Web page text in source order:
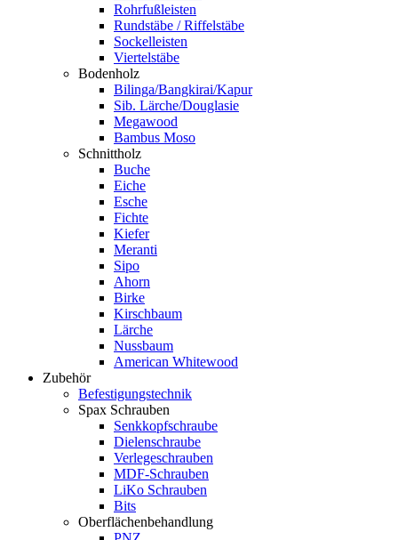
Rohrfußleisten
Rundstäbe / Riffelstäbe
Sockelleisten
Viertelstäbe
Bodenholz
Bilinga/Bangkirai/Kapur
Sib. Lärche/Douglasie
Megawood
Bambus Moso
Schnittholz
Buche
Eiche
Esche
Fichte
Kiefer
Meranti
Sipo
Ahorn
Birke
Kirschbaum
Lärche
Nussbaum
American Whitewood
Zubehör
Befestigungstechnik
Spax Schrauben
Senkkopfschraube
Dielenschraube
Verlegeschrauben
MDF-Schrauben
LiKo Schrauben
Bits
Oberflächenbehandlung